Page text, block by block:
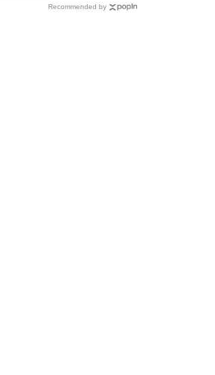
Recommended by